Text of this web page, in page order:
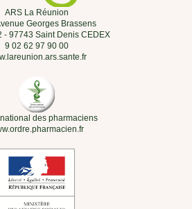
ARS La Réunion
Georges Brassens
- 97743 Saint Denis CEDEX
9 02 62 97 90 00
des pharmaciens